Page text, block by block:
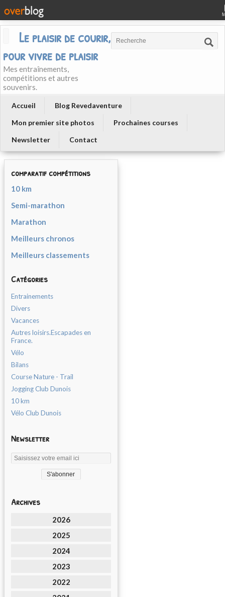
Le plaisir de courir, courir
pour vivre de plaisir
Mes entraînements,
compétitions et autres
souvenirs.
Accueil
Blog Revedaventure
Mon premier site photos
Prochaines courses
Newsletter
Contact
comparatif compétitions
10 km
Semi-marathon
Marathon
Meilleurs chronos
Meilleurs classements
Catégories
Entrainements
Divers
Vacances
Autres loisirs.Escapades en
France.
Vélo
Bilans
Course Nature - Trail
Jogging Club Dunois
10 km
Vélo Club Dunois
Newsletter
Archives
2026
2025
2024
2023
2022